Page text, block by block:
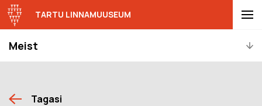
Meist
TARTU LINNAMUUSEUM
Tagasi